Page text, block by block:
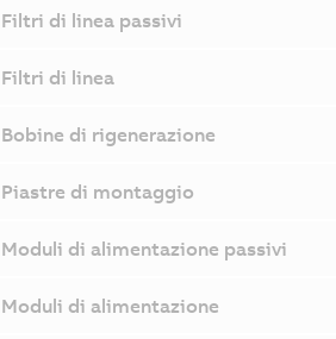
Filtri di linea passivi
Filtri di linea
Bobine di rigenerazione
Piastre di montaggio
Moduli di alimentazione passivi
Moduli di alimentazione